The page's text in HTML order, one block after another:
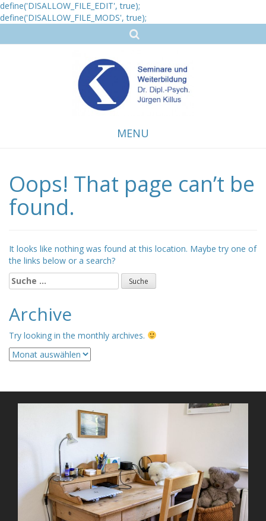
define('DISALLOW_FILE_EDIT', true);
define('DISALLOW_FILE_MODS', true);
MENU
to
content
Oops! That page can’t be
found.
It looks like nothing was found at this location. Maybe try one of
the links below or a search?
Suche
nach:
Archive
Try looking in the monthly archives.
Archive